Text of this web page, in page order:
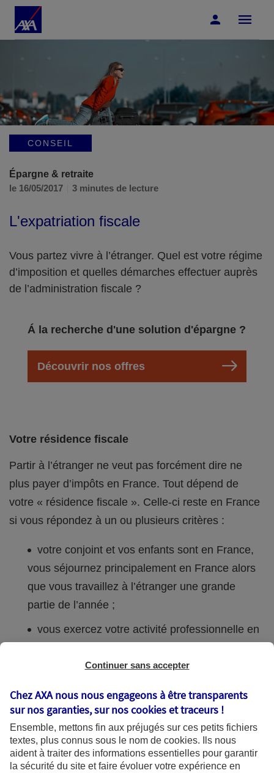
CONSEIL
Épargne & retraite
le 16/05/2017
3 minutes de lecture
L'expatriation fiscale
Vous partez vivre à l’étranger. Quel est votre régime
d’imposition et quelles démarches effectuer auprès
de l’administration fiscale ?
Á la recherche d'une solution d'épargne ?
Découvrir nos offres
Votre résidence fiscale
Partir à l’étranger ne veut pas forcément dire ne
plus payer d’impôts en France. Tout dépend de
votre « résidence fiscale ». Celle-ci reste en France
si vous répondez à un ou plusieurs critères :
votre conjoint et vos enfants sont en France,
vous séjournez principalement en France alors
que vous travaillez à l’étranger une grande
partie de l’année ;
vous exercez votre activité professionnelle en
la majorité de vos intérêts économiques est en
France (lieu de vos principaux investissements,
affaires ou activité professionnelle).
Si vous ne remplissez aucune de ces conditions,
votre résidence fiscale n’est plus en France : vous
Continuer sans accepter
Chez AXA nous nous engageons à être transparents
sur nos garanties, sur noscookies et traceurs !
Ensemble, mettons fin aux préjugés sur ces petits fichiers
textes, plus connus sous le nom de cookies. Ils nous
aident à traiter des informations essentielles pour garantir
la sécurité du site et faire évoluer votre expérience en